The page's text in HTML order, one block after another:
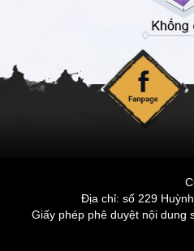
Địa chỉ: số 229
Giấy phép phê duyệt nội dung